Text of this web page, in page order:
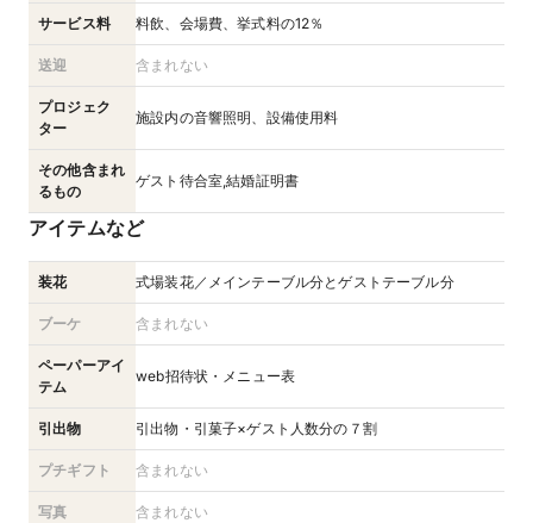
サービス料 料飲、会場費、挙式料の12％
送迎 含まれない
プロジェク
ター
施設内の音響照明、設備使用料
その他含まれ
るもの
ゲスト待合室,結婚証明書
アイテムなど
装花 式場装花／メインテーブル分とゲストテーブル分
ブーケ 含まれない
ペーパーアイ
テム
web招待状・メニュー表
引出物 引出物・引菓子×ゲスト人数分の７割
プチギフト 含まれない
写真 含まれない